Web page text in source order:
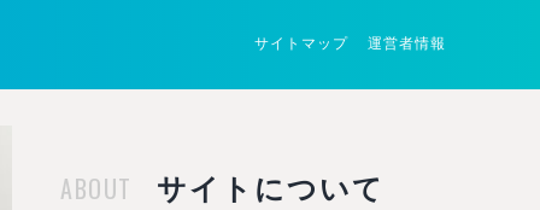
サイトマップ 運営者情報
ABOUT サイトについて